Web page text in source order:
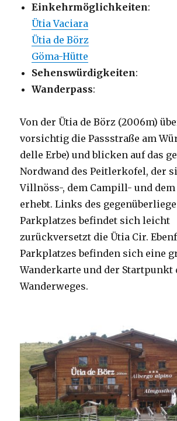
Einkehrmöglichkeiten:
Ütia Vaciara
Ütia de Börz
Göma-Hütte
Sehenswürdigkeiten:
Wanderpass:
Von der Ütia de Börz (2006m)
vorsichtig die Passstraße am
delle Erbe) und blicken auf das
Nordwand des Peitlerkofel, der
Villnöss-, dem Campill- und dem
erhebt. Links des
Parkplatzes befindet sich leicht
zurückversetzt die Ütia Cir.
Parkplatzes befinden sich eine
Wanderkarte und der Startpunkt
Wanderweges.